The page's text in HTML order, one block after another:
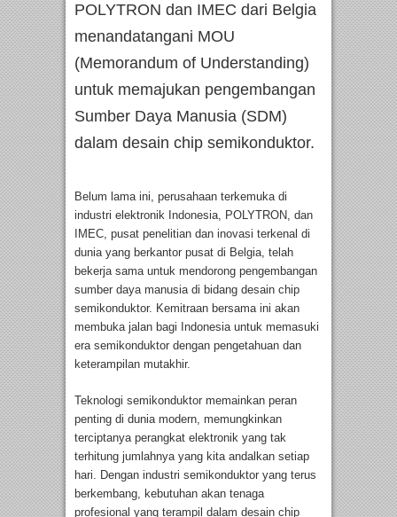
POLYTRON dan IMEC dari Belgia
menandatangani MOU
(Memorandum of Understanding)
untuk memajukan pengembangan
Sumber Daya Manusia (SDM)
dalam desain chip semikonduktor.
Belum lama ini, perusahaan terkemuka di
industri elektronik Indonesia, POLYTRON, dan
IMEC, pusat penelitian dan inovasi terkenal di
dunia yang berkantor pusat di Belgia, telah
bekerja sama untuk mendorong pengembangan
sumber daya manusia di bidang desain chip
semikonduktor. Kemitraan bersama ini akan
membuka jalan bagi Indonesia untuk memasuki
era semikonduktor dengan pengetahuan dan
keterampilan mutakhir.
Teknologi semikonduktor memainkan peran
penting di dunia modern, memungkinkan
terciptanya perangkat elektronik yang tak
terhitung jumlahnya yang kita andalkan setiap
hari. Dengan industri semikonduktor yang terus
berkembang, kebutuhan akan tenaga
profesional yang terampil dalam desain chip